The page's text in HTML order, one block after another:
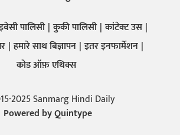
पालिसी कुकी पालिसी कांटेक्ट उस
हमारे साथ बिज्ञापन इतर इनफार्मेशन
कोड ऑफ़ एथिक्स
2025 Sanmarg Hindi Daily
Powered byQuintype